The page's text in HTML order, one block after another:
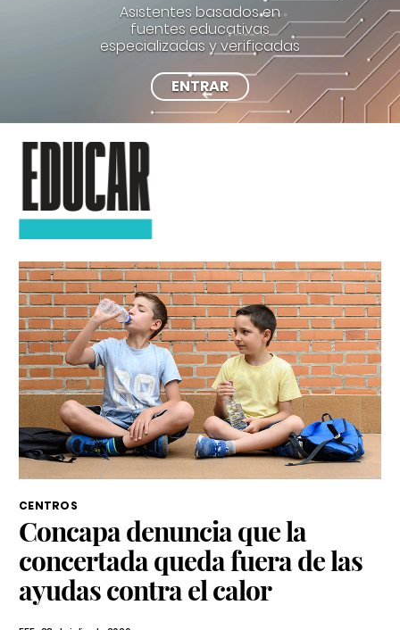
Asistentes basados en
fuentes educativas
especializadas y verificadas
ENTRAR
NOTICIAS
EDUCATIVAS
CENTROS
Concapa denuncia que la
concertada queda fuera de las
ayudas contra el calor